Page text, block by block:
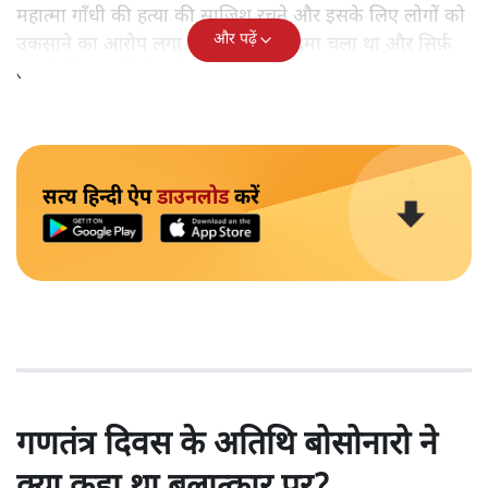
महात्मा गाँधी की हत्या की साजिश रचने और इसके लिए लोगों को
उकसाने का आरोप लगा था, उन पर मुक़दमा चला था और सिर्फ़
तकनीकी कारणों से उन्हें सज़ा नहीं हुई थी।
और पढ़ें
सत्य हिन्दी ऐपडाउनलोडकरें
गणतंत्र दिवस के अतिथि बोसोनारो ने